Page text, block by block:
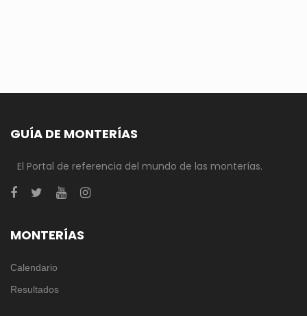
GUÍA DE MONTERÍAS
El Portal de referencia del mundo de las monterías.
MONTERÍAS
Calendario
Resultados